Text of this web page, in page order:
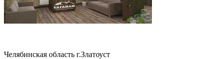
Челябинская область г.Златоуст